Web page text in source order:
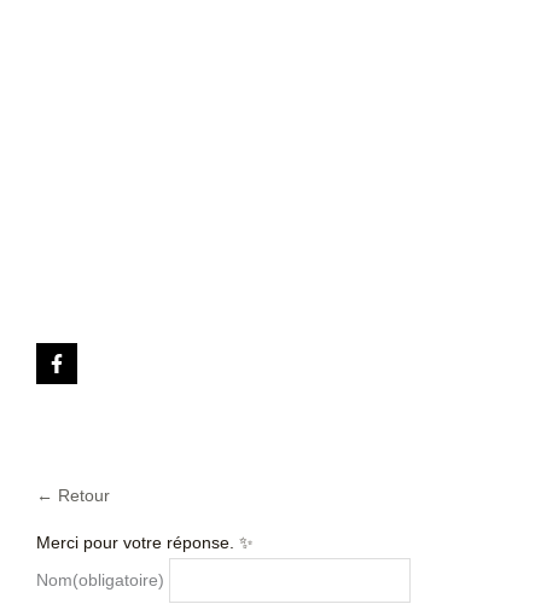
← Retour
Merci pour votre réponse. ✨
Nom(obligatoire)